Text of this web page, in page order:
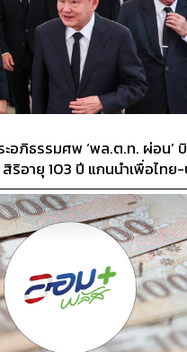
ภิธรรมศพ ‘พล.ต.ท. ผ่อน’
ริอายุ 103 ปี แกนนำเพื่อไทย
ลัย